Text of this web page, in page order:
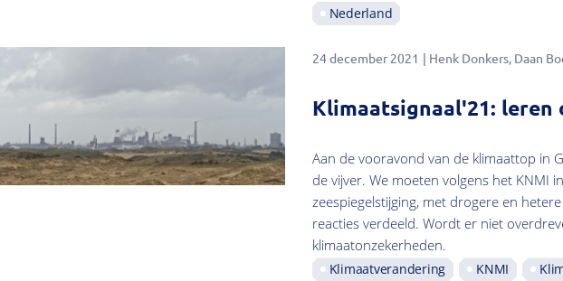
Nederland
24 december 2021 Henk Donkers Daan
Klimaatsignaal'21: leren
Aan de vooravond van de klimaattop in
de vijver. We moeten volgens het KNMI
zeespiegelstijging, met drogere en
reacties verdeeld. Wordt er niet
klimaatonzekerheden.
Klimaatverandering KNMI